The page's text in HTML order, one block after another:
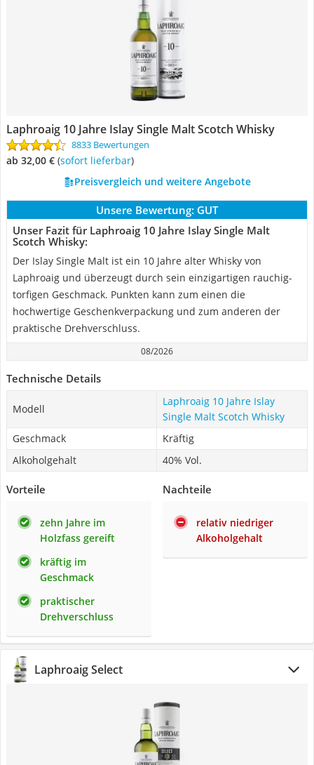
Laphroaig 10 Jahre Islay Single Malt Scotch Whisky
8833 Bewertungen
ab 32,00 € ( Sofort lieferbar)
Preisvergleich und weitere Angebote
Unsere Bewertung: GUT
Unser Fazit für Laphroaig 10 Jahre Islay Single Malt
Scotch Whisky:
Der Islay Single Malt ist ein 10 Jahre alter Whisky von
Laphroaig und überzeugt durch sein einzigartigen rauchig-
torfigen Geschmack. Punkten kann zum einen die
hochwertige Geschenkverpackung und zum anderen der
praktische Drehverschluss.
08/2026
Technische Details
Modell
Laphroaig 10 Jahre Islay
Single Malt Scotch Whisky
Geschmack
Kräftig
Alkoholgehalt
40% Vol.
Vorteile
zehn Jahre im
Holzfass gereift
kräftig im
Geschmack
praktischer
Drehverschluss
Nachteile
relativ niedriger
Alkoholgehalt
Laphroaig Select